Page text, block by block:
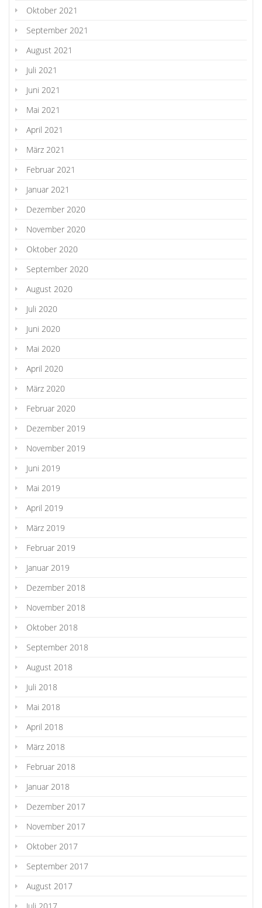
Oktober 2021
September 2021
August 2021
Juli 2021
Juni 2021
Mai 2021
April 2021
März 2021
Februar 2021
Januar 2021
Dezember 2020
November 2020
Oktober 2020
September 2020
August 2020
Juli 2020
Juni 2020
Mai 2020
April 2020
März 2020
Februar 2020
Dezember 2019
November 2019
Juni 2019
Mai 2019
April 2019
März 2019
Februar 2019
Januar 2019
Dezember 2018
November 2018
Oktober 2018
September 2018
August 2018
Juli 2018
Mai 2018
April 2018
März 2018
Februar 2018
Januar 2018
Dezember 2017
November 2017
Oktober 2017
September 2017
August 2017